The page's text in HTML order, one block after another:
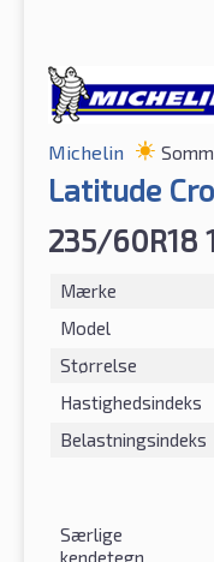
Michelin
Latitude
235/60R18
Mærke
Model
Størrelse
Hastighedsindeks
Belastningsindeks
Særlige
kendetegn